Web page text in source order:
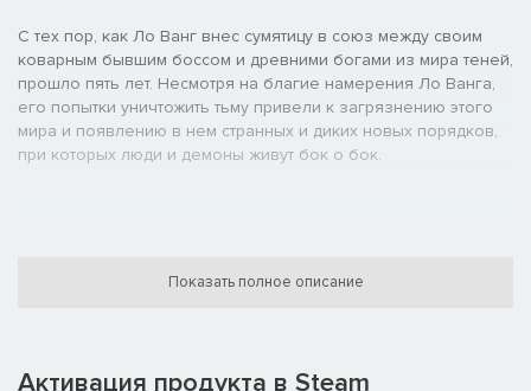
С тех пор, как Ло Ванг внес сумятицу в союз между своим
коварным бывшим боссом и древними богами из мира теней,
прошло пять лет. Несмотря на благие намерения Ло Ванга,
его попытки уничтожить тьму привели к загрязнению этого
мира и появлению в нем странных и диких новых порядков,
при которых люди и демоны живут бок о бок.
постоянно меняющихся дебрях, вне досягаемости врагов и
Показать полное описание
Активация продукта в Steam